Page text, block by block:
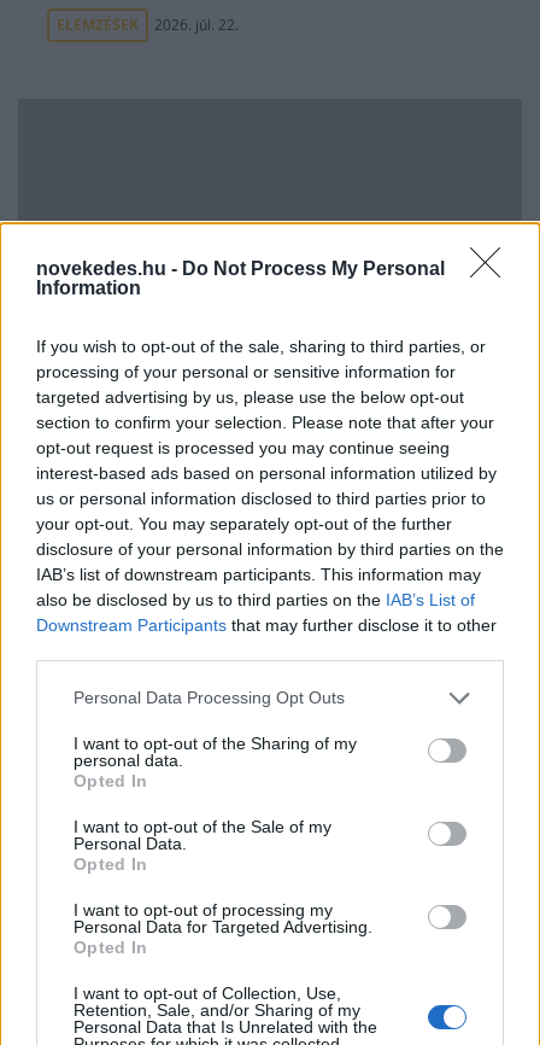
novekedes.hu - Do Not Process My Personal
Information
If you wish to opt-out of the sale, sharing to third parties, or
processing of your personal or sensitive information for
targeted advertising by us, please use the below opt-out
section to confirm your selection. Please note that after your
opt-out request is processed you may continue seeing
interest-based ads based on personal information utilized by
us or personal information disclosed to third parties prior to
your opt-out. You may separately opt-out of the further
disclosure of your personal information by third parties on the
IAB’s list of downstream participants. This information may
also be disclosed by us to third parties on the IAB’s List of
Downstream Participants that may further disclose it to other
Please note that this website/app uses one or more Google
not limited to your visit or usage behaviour. You may click to
grant or deny consent to Google and its third-party tags to
use your data for below specified purposes in below Google
consent section.
Personal Data Processing Opt Outs
I want to opt-out of the Sharing of my
personal data.
Opted In
I want to opt-out of the Sale of my
Personal Data.
Opted In
I want to opt-out of processing my
Personal Data for Targeted Advertising.
Opted In
I want to opt-out of Collection, Use,
Retention, Sale, and/or Sharing of my
Personal Data that Is Unrelated with the
ELEMZÉSEK 2026. júl. 22.
gyorsabban fut, mint a jog
ELEMZÉSEK 2026. júl. 21.
Kéthónapos a Tisza-kormány: íme a mérleg!
ELEMZÉSEK 2026. júl. 21.